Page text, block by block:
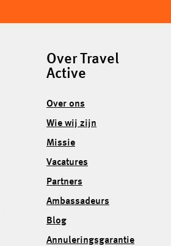
Over Travel
Active
Over ons
Wie wij zijn
Missie
Vacatures
Partners
Ambassadeurs
Blog
Annuleringsgarantie